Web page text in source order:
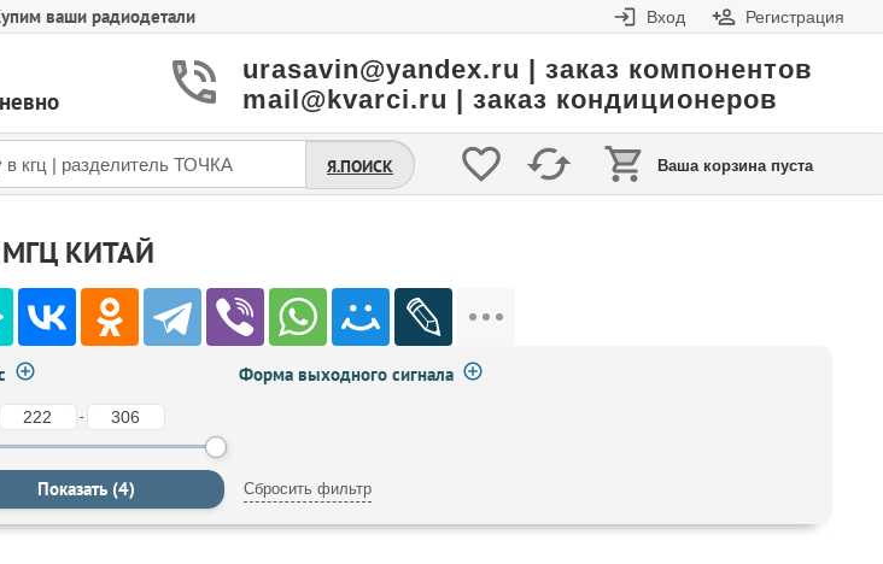
ваши радиодетали Вход Регистрация
urasavin@yandex.ru | заказ компонентов
mail@kvarci.ru | заказ кондиционеров
Ваша корзина пуста
Я.ПОИСК
КИТАЙ
Форма выходного сигнала
-
Сбросить фильтр